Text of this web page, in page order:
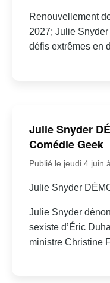
Renouvellement
2027; Julie
défis extrêmes en
Julie Snyder
Comédie Geek
Publié le jeudi 4 juin
Julie Snyder
Julie Snyder
sexiste d’Éric
ministre Christine